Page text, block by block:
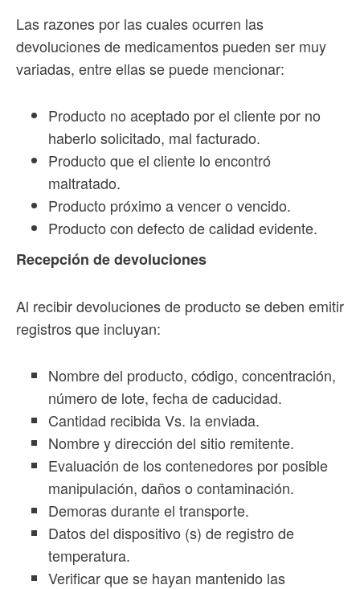
Las razones por las cuales ocurren las
devoluciones de medicamentos pueden ser muy
variadas, entre ellas se puede mencionar:
Producto no aceptado por el cliente por no
haberlo solicitado, mal facturado.
Producto que el cliente lo encontró
maltratado.
Producto próximo a vencer o vencido.
Producto con defecto de calidad evidente.
Recepción de devoluciones
Al recibir devoluciones de producto se deben emitir
registros que incluyan:
Nombre del producto, código, concentración,
número de lote, fecha de caducidad.
Cantidad recibida Vs. la enviada.
Nombre y dirección del sitio remitente.
Evaluación de los contenedores por posible
manipulación, daños o contaminación.
Demoras durante el transporte.
Datos del dispositivo (s) de registro de
temperatura.
Verificar que se hayan mantenido las